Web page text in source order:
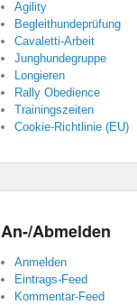
Agility
Begleithundeprüfung
Cavaletti-Arbeit
Junghundegruppe
Longieren
Rally Obedience
Trainingszeiten
Cookie-Richtlinie (EU)
An-/Abmelden
Anmelden
Eintrags-Feed
Kommentar-Feed